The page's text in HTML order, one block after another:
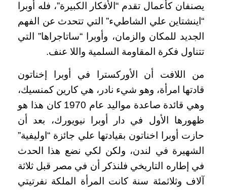
يصنفان كأعمال تقدم “الأفكار الكبيرة”، فله أوبرا
“اينشتاين علي الشاطيء” التي تتحدث عن الفهم
الجديد للمكان والزمان، وأوبرا “ساتاجراها” التي
تتناول فكرة المقاومة السلمية واللا عنف.
من اللافت أن الأوركسترا في أوبرا إخناتون
قادتها امرأة، وهو شيء نادر، هي كارين كمنسيك،
وهي قائدة صاعدة مواليد عام 1970 كان هذا هو
ظهورها الأول في دار أوبرا نيويورك، بعد أن
حازت أوبرا اخناتون بقيادتها علي جائزة “اوليفية”
الشهيرة في لندن، ولكن لكي نضع هذا الحدث
في إطاره التاريخي فلنذكر أن في مصر قبل ثلاثة
آلاف وثلاثمئة سنة كانت المرأة الملكة نفرتيتي